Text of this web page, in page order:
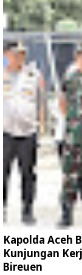
Kapolda Aceh
Kunjungan
Bireuen